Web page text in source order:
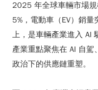
2025 年全球車輛市場
5%，電動車（EV）銷
上，是車輛產業進入 AI
產業重點聚焦在 AI 自駕
政治下的供應鏈重塑。